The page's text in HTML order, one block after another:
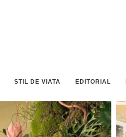
STIL DE VIATA EDITORIAL